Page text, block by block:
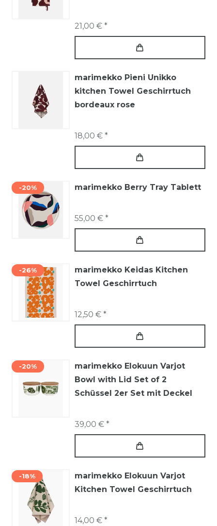
21,00 € *
marimekko Pieni Unikko
kitchen Towel Geschirrtuch
bordeaux rose
18,00 € *
-20% marimekko Berry Tray Tablett
55,00 € *
-26%
marimekko Keidas Kitchen
Towel Geschirrtuch
12,50 € *
-20%
marimekko Elokuun Varjot
Bowl with Lid Set of 2
Schüssel 2er Set mit Deckel
39,00 € *
-18%
marimekko Elokuun Varjot
Kitchen Towel Geschirrtuch
14,00 € *